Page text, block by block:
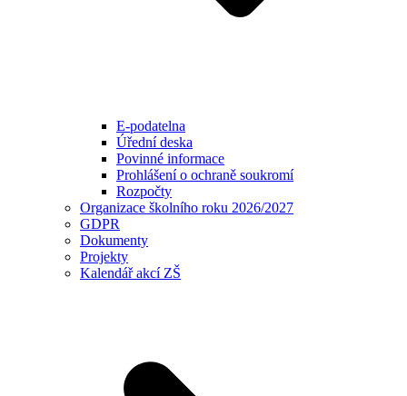
E-podatelna
Úřední deska
Povinné informace
Prohlášení o ochraně soukromí
Rozpočty
Organizace školního roku 2026/2027
GDPR
Dokumenty
Projekty
Kalendář akcí ZŠ